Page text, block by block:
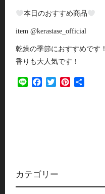
本日のおすすめ商品
item @kerastase_official
乾燥の季節におすすめです！
香りも大人気です！
Line FacebookTwitterPinterest
カテゴリー